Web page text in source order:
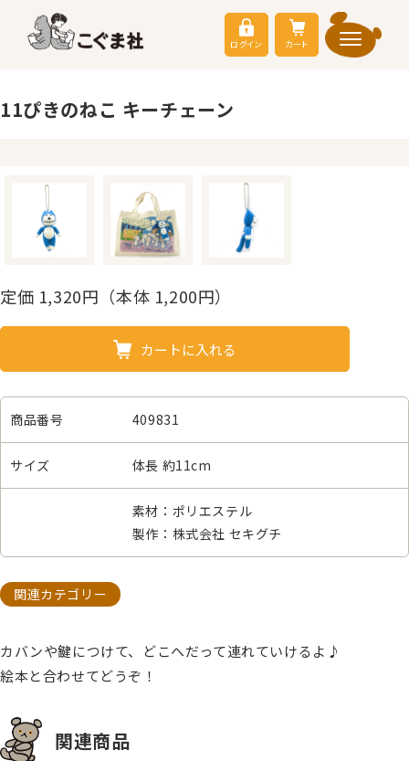
ログイン カート
11ぴきのねこ キーチェーン
定価 1,320円（本体 1,200円）
カートに入れる
商品番号 409831
サイズ 体長 約11cm
素材：ポリエステル
製作：株式会社 セキグチ
関連カテゴリー
カバンや鍵につけて、どこへだって連れていけるよ♪
絵本と合わせてどうぞ！
関連商品